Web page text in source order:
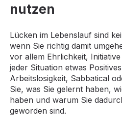
nutzen
Lücken im Lebenslauf sind
wenn Sie richtig damit
vor allem Ehrlichkeit,
jeder Situation etwas
Arbeitslosigkeit, Sabbatical
Sie, was Sie gelernt haben,
haben und warum Sie
geworden sind.